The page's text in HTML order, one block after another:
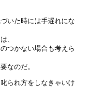
いた時には手遅れにな
、
つかない場合も考えら
なのだ。
られ方をしなきゃいけ